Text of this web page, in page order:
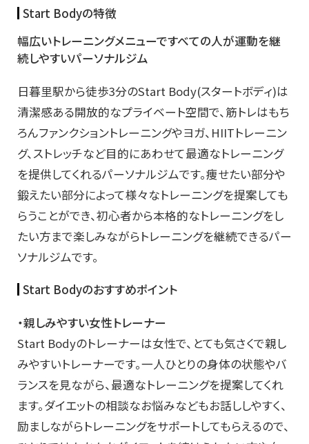
Start Bodyの特徴
幅広いトレーニングメニューですべての人が運動を継
続しやすいパーソナルジム
日暮里駅から徒歩3分のStart Body(スタートボディ)は
清潔感ある開放的なプライベート空間で、筋トレはもち
ろんファンクショントレーニングやヨガ、HIITトレーニン
グ、 ストレッチなど目的にあわせて最適なトレーニング
を提供してくれるパーソナルジムです。痩せたい部分や
鍛えたい部分によって様々なトレーニングを提案しても
らうことができ、初心者から本格的なトレーニングをし
たい方まで楽しみながらトレーニングを継続できるパー
ソナルジムです。
Start Bodyのおすすめポイント
・親しみやすい女性トレーナー
Start Bodyのトレーナーは女性で、とても気さくで親し
みやすいトレーナーです。一人ひとりの身体の状態やバ
ランスを見ながら、最適なトレーニングを提案してくれ
ます。ダイエットの相談なお悩みなどもお話ししやすく、
励ましながらトレーニングをサポートしてもらえるので、